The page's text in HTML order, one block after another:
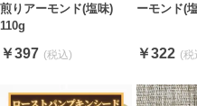
煎りアーモンド(塩味)
110g
￥397
ーモンド(
￥322